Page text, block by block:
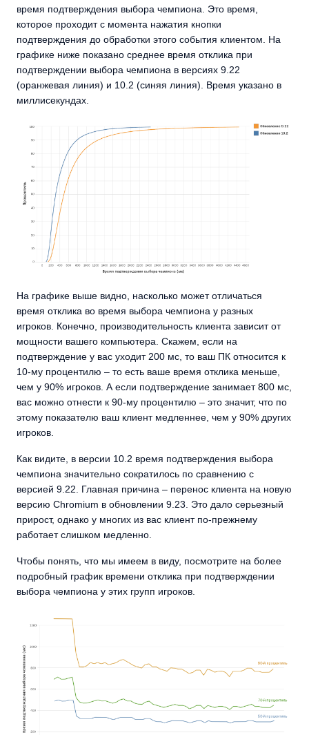
время подтверждения выбора чемпиона. Это время,
которое проходит с момента нажатия кнопки
подтверждения до обработки этого события клиентом. На
графике ниже показано среднее время отклика при
подтверждении выбора чемпиона в версиях 9.22
(оранжевая линия) и 10.2 (синяя линия). Время указано в
миллисекундах.
На графике выше видно, насколько может отличаться
время отклика во время выбора чемпиона у разных
игроков. Конечно, производительность клиента зависит от
мощности вашего компьютера. Скажем, если на
подтверждение у вас уходит 200 мс, то ваш ПК относится к
10-му процентилю – то есть ваше время отклика меньше,
чем у 90% игроков. А если подтверждение занимает 800 мс,
вас можно отнести к 90-му процентилю – это значит, что по
этому показателю ваш клиент медленнее, чем у 90% других
игроков.
Как видите, в версии 10.2 время подтверждения выбора
чемпиона значительно сократилось по сравнению с
версией 9.22. Главная причина – перенос клиента на новую
версию Chromium в обновлении 9.23. Это дало серьезный
прирост, однако у многих из вас клиент по-прежнему
работает слишком медленно.
Чтобы понять, что мы имеем в виду, посмотрите на более
подробный график времени отклика при подтверждении
выбора чемпиона у этих групп игроков.